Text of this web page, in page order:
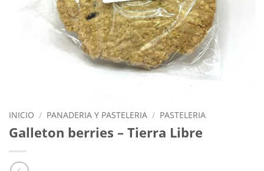
INICIO / PANADERIA Y PASTELERIA / PASTELERIA
Galleton berries – Tierra Libre